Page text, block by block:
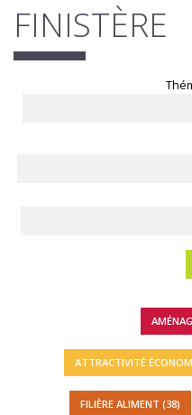
FINISTÈRE
ATTRACTIVITÉ
FILIÈRE ALIMENT (38)